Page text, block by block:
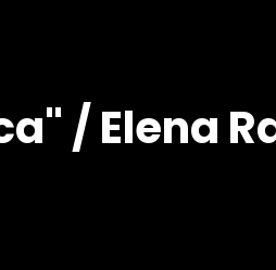
/ Elena